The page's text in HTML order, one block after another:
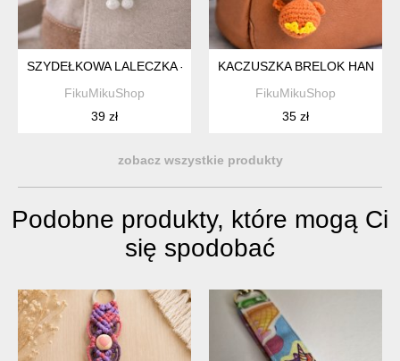
SZYDEŁKOWA LALECZKA - BRELOK
FikuMikuShop
39 zł
KACZUSZKA BRELOK
FikuMikuShop
35 zł
zobacz wszystkie produkty
Podobne produkty, które mogą Ci
się spodobać